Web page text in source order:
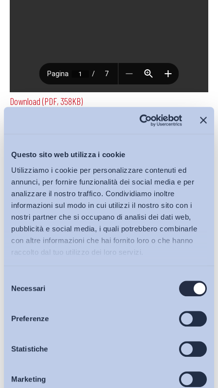
Questo sito web utilizza i cookie
Utilizziamo i cookie per personalizzare contenuti ed
annunci, per fornire funzionalità dei social media e per
analizzare il nostro traffico. Condividiamo inoltre
informazioni sul modo in cui utilizzi il nostro sito con i
nostri partner che si occupano di analisi dei dati web,
pubblicità e social media, i quali potrebbero combinarle
con altre informazioni che hai fornito loro o che hanno
raccolto dal tuo utilizzo dei loro servizi.
delNecessari
Preferenze
Statistiche
Marketing
Bollettini ADAPT
Articoli
Osservatori
Eventi
Download (PDF, 358KB)
Iscriviti alla Newsletter